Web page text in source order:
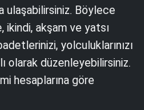
ulaşabilirsiniz. Böylece
ikindi, akşam ve yatsı
yolculuklarınızı
olarak düzenleyebilirsiniz.
hesaplarına göre